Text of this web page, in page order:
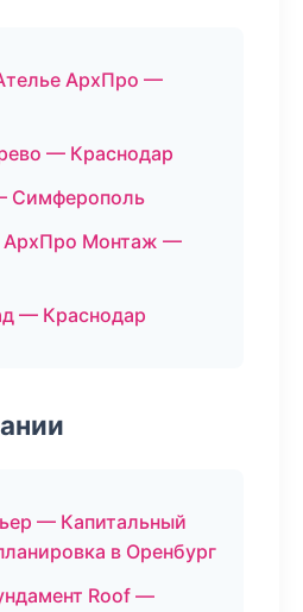
АрхПро —
— Краснодар
Симферополь
АрхПро Монтаж —
— Краснодар
— Капитальный
в Оренбург
Roof —